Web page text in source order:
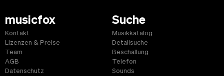
musicfox
Kontakt
Lizenzen & Preise
Team
AGB
Datenschutz
Suche
Musikkatalog
Detailsuche
Beschallung
Telefon
Sounds